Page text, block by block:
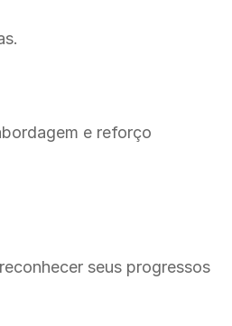
e reforço
seus progressos